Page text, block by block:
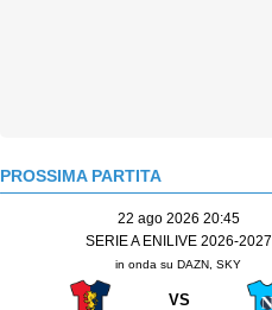
PROSSIMA PARTITA
22 ago 2026 20:45
SERIE A ENILIVE 2026-2027
in onda su DAZN, SKY
VS